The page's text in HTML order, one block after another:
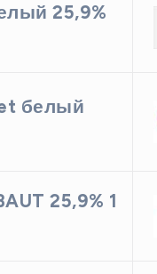
25,9%
белый
25,9% 1